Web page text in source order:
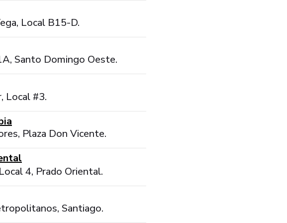
Local B15-D.
Santo Domingo Oeste.
Local #3.
Plaza Don Vicente.
4, Prado Oriental.
Santiago.